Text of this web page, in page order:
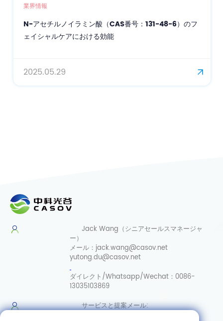
業界情報
N-アセチルノイラミン酸（CAS番号：131-48-6）のフ
ェイシャルケアにおける効能
2025.05.29
Jack Wang（シニアセールスマネージャ
ー）
メール： jack.wang@casov.net
yutong.du@casov.net
ダイレクト/Whatsapp/Wechat： 0086-
13035103869
サービスと提案メール: